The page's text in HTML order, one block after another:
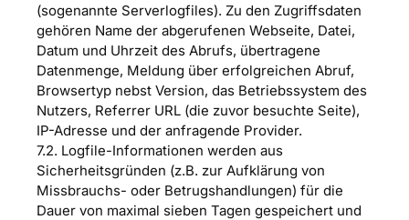
(sogenannte Serverlogfiles). Zu den Zugriffsdaten
gehören Name der abgerufenen Webseite, Datei,
Datum und Uhrzeit des Abrufs, übertragene
Datenmenge, Meldung über erfolgreichen Abruf,
Browsertyp nebst Version, das Betriebssystem des
Nutzers, Referrer URL (die zuvor besuchte Seite),
IP-Adresse und der anfragende Provider.
7.2. Logfile-Informationen werden aus
Sicherheitsgründen (z.B. zur Aufklärung von
Missbrauchs- oder Betrugshandlungen) für die
Dauer von maximal sieben Tagen gespeichert und